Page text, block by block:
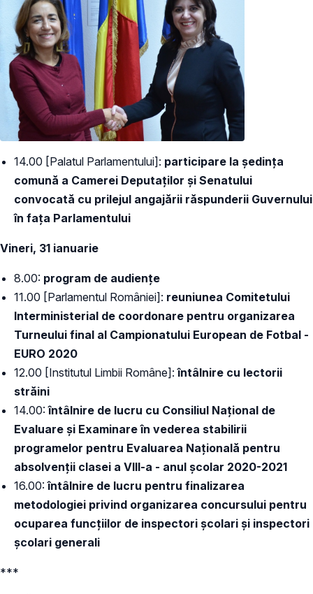
14.00 [Palatul Parlamentului]: participare la ședinţa
comună a Camerei Deputaţilor şi Senatului
convocată cu prilejul angajării răspunderii Guvernului
în fața Parlamentului
Vineri, 31 ianuarie
8.00: program de audiențe
11.00 [Parlamentul României]: reuniunea Comitetului
Interministerial de coordonare pentru organizarea
Turneului final al Campionatului European de Fotbal -
EURO 2020
12.00 [Institutul Limbii Române]: întâlnire cu lectorii
străini
14.00: întâlnire de lucru cu Consiliul Național de
Evaluare și Examinare în vederea stabilirii
programelor pentru Evaluarea Națională pentru
absolvenții clasei a VIII-a - anul școlar 2020-2021
16.00:întâlnire de lucru pentru finalizarea
metodologiei privind organizarea concursului pentru
ocuparea funcțiilor de inspectori școlari și inspectori
școlari generali
***